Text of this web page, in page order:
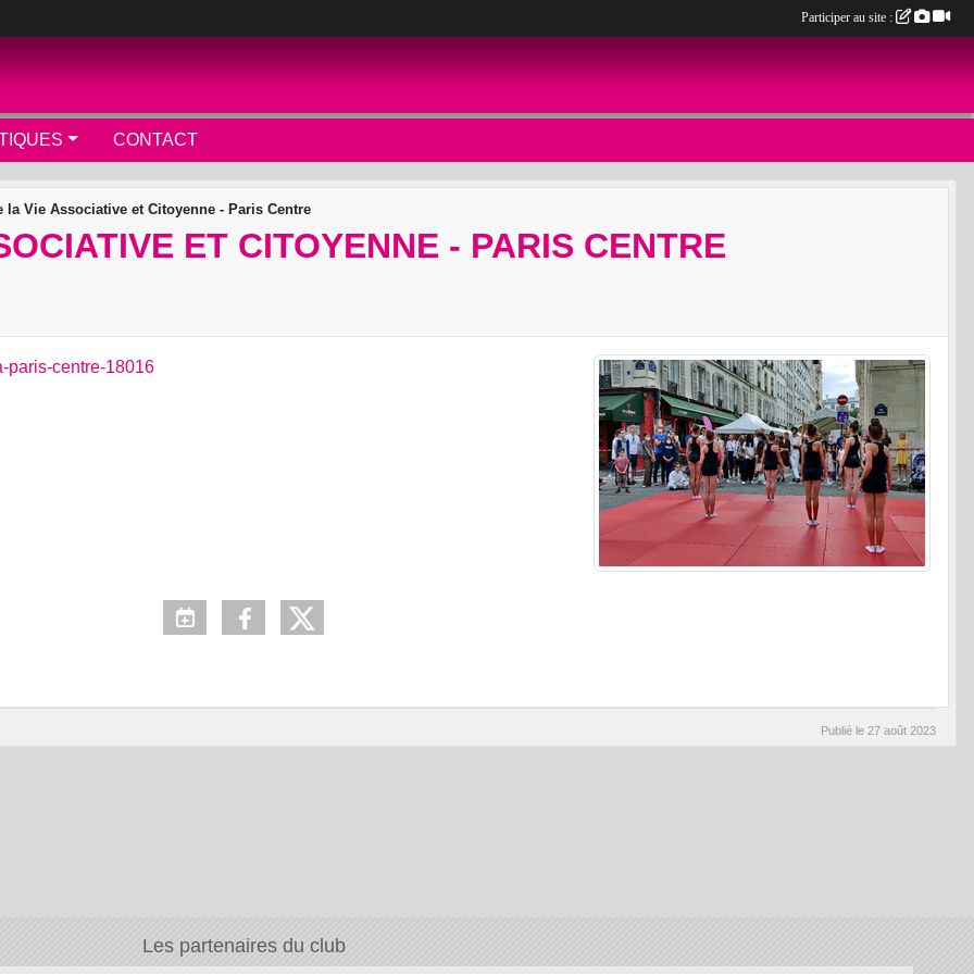
CONTACT
la Vie Associative et Citoyenne - Paris Centre
ET CITOYENNE - PARIS CENTRE
paris-centre-18016
Publié le 27 août 2023
Les partenaires du club
Participer au site :